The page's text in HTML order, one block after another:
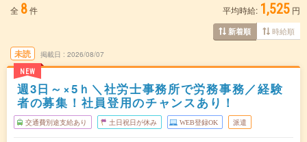
全 8件 平均時給: 1,525 円
新着順 時給順
未読
NEW
掲載日 2026/08/07
週3日～×5ｈ＼社労士事務所で労務事務／経験
者の募集！社員登用のチャンスあり！
交通費別途支給あり 土日祝日が休み WEB登録OK 派遣